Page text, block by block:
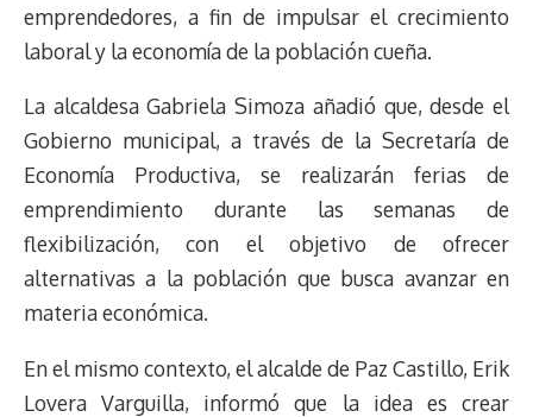
emprendedores, a fin de impulsar el crecimiento
laboral y la economía de la población cueña.
La alcaldesa Gabriela Simoza añadió que, desde el
Gobierno municipal, a través de la Secretaría de
Economía Productiva, se realizarán ferias de
emprendimiento durante las semanas de
flexibilización, con el objetivo de ofrecer
alternativas a la población que busca avanzar en
materia económica.
En el mismo contexto, el alcalde de Paz Castillo, Erik
Lovera Varguilla, informó que la idea es crear